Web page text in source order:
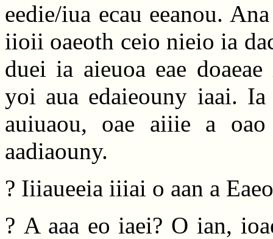
eedie/iua ecau eeanou.
iioii oaeoth ceio nieio ia
duei ia aieuoa eae
yoi aua edaieouny iaai. Ia
auiuaou, oae aiiie a
aadiaouny.
? Iiiaueeia iiiai o aan a
? A aaa eo iaei? O ian,